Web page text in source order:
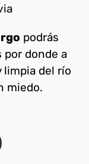
podrás
por donde a
limpia del río
miedo.